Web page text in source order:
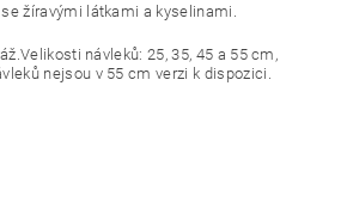
žíravými látkami a kyselinami.
návleků: 25, 35, 45 a 55 cm,
nejsou v 55 cm verzi k dispozici.